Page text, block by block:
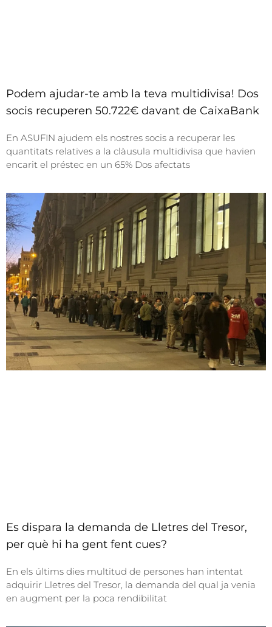
Podem ajudar-te amb la teva multidivisa! Dos
socis recuperen 50.722€ davant de CaixaBank
En ASUFIN ajudem els nostres socis a recuperar les
quantitats relatives a la clàusula multidivisa que havien
encarit el préstec en un 65% Dos afectats
Es dispara la demanda de Lletres del Tresor,
per què hi ha gent fent cues?
En els últims dies multitud de persones han intentat
adquirir Lletres del Tresor, la demanda del qual ja venia
en augment per la poca rendibilitat